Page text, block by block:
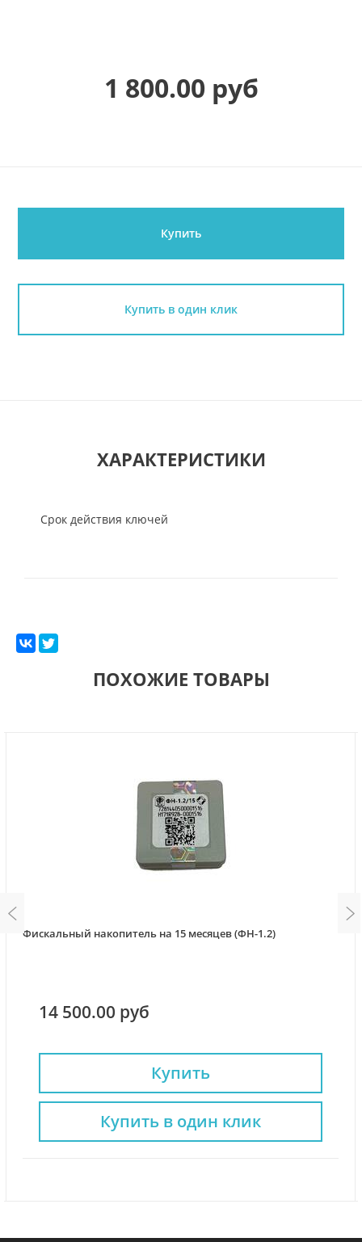
1 800.00 руб
Купить
Купить в один клик
ХАРАКТЕРИСТИКИ
Срок действия ключей
ПОХОЖИЕ ТОВАРЫ
Фискальный накопитель на 15 месяцев (ФН-1.2)
14 500.00 руб
Купить
Купить в один клик